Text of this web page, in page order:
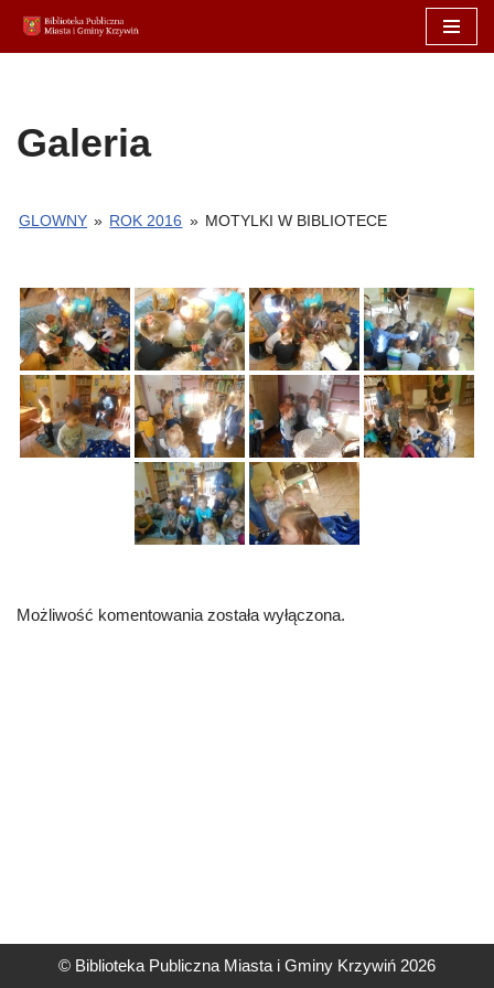
Przejdź
Galeria
GLOWNY » ROK 2016 » MOTYLKI W BIBLIOTECE
Możliwość komentowania została wyłączona.
© Biblioteka Publiczna Miasta i Gminy Krzywiń 2026